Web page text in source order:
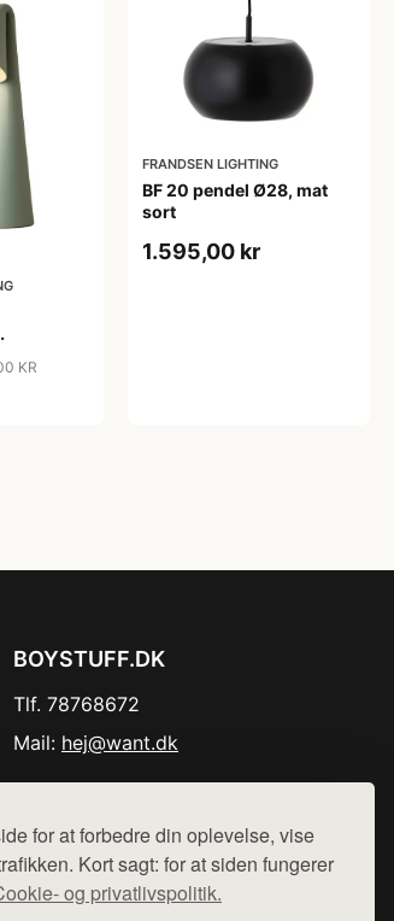
for at forbedre din oplevelse, vise
Kort sagt: for at siden fungerer
og privatlivspolitik.
KR
FRANDSEN LIGHTING
BF 20 pendel Ø28, mat
sort
1.595,00 kr
BOYSTUFF.DK
Tlf. 78768672
Mail: hej@want.dk